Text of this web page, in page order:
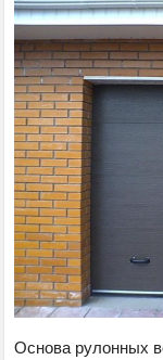
Основа рулонных